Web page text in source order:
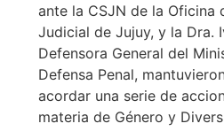
ante la CSJN de la Oficina
Judicial de Jujuy, y la Dra.
Defensora General del
Defensa Penal,
acordar una serie de
materia de Género y